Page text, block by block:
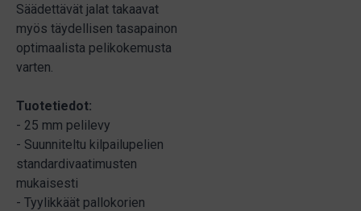
Säädettävät jalat takaavat
myös täydellisen tasapainon
optimaalista pelikokemusta
varten.
Tuotetiedot:
- 25 mm pelilevy
- Suunniteltu kilpailupelien
standardivaatimusten
mukaisesti
- Tyylikkäät pallokorien